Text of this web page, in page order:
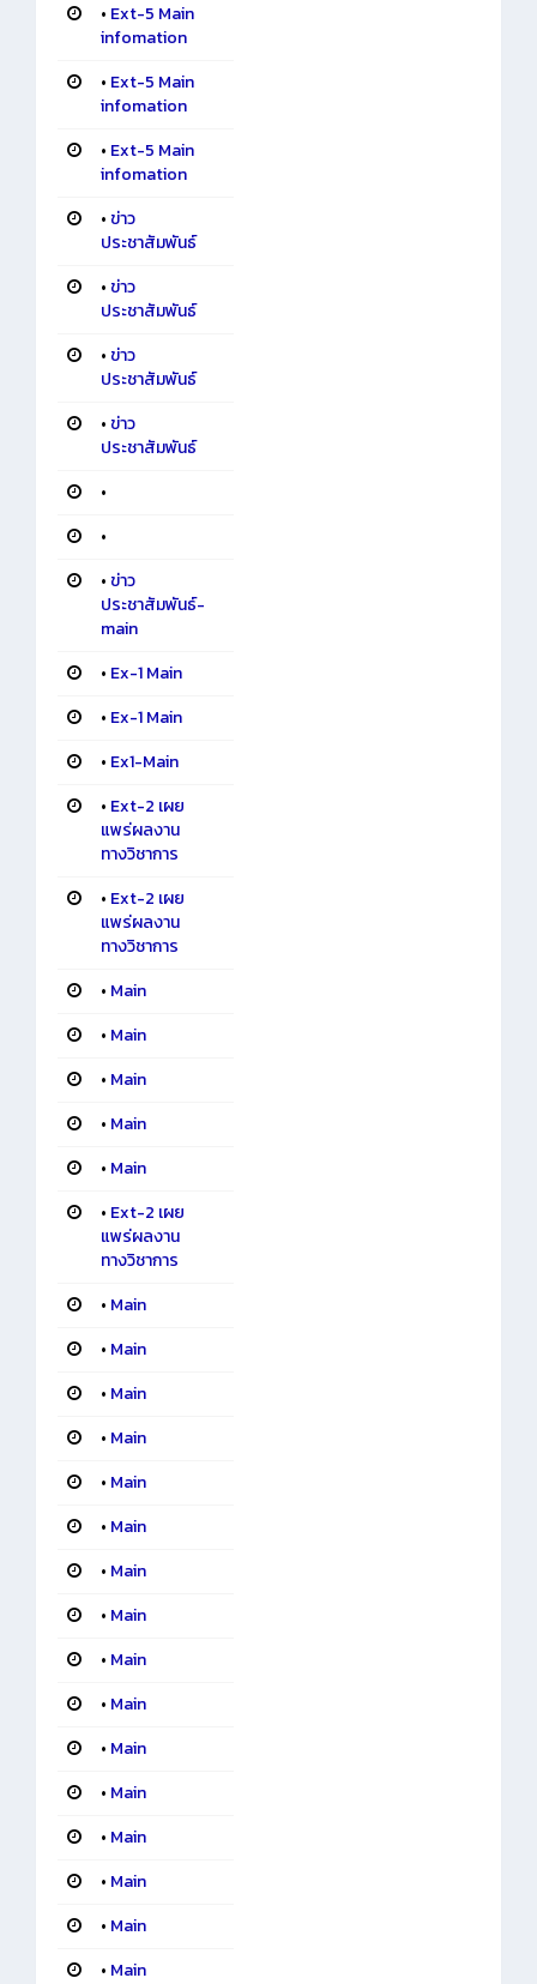
• Ext-5 Main
infomation
• Ext-5 Main
infomation
• Ext-5 Main
infomation
• ข่าว
ประชาสัมพันธ์
• ข่าว
ประชาสัมพันธ์
• ข่าว
ประชาสัมพันธ์
• ข่าว
ประชาสัมพันธ์
•
•
• ข่าว
ประชาสัมพันธ์-
main
• Ex-1 Main
• Ex-1 Main
• Ex1-Main
• Ext-2 เผย
แพร่ผลงาน
ทางวิชาการ
• Ext-2 เผย
แพร่ผลงาน
ทางวิชาการ
• Main
• Main
• Main
• Main
• Main
• Ext-2 เผย
แพร่ผลงาน
ทางวิชาการ
• Main
• Main
• Main
• Main
• Main
• Main
• Main
• Main
• Main
• Main
• Main
• Main
• Main
• Main
• Main
• Main